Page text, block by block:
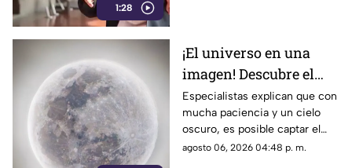
1:28
relacionadas con la difusión de
la información.
¡El universo en una
imagen! Descubre el
fascinante mundo de la
astrofotografía en La
Laguna
Especialistas explican que con
mucha paciencia y un cielo
oscuro, es posible captar el
aparente movimiento de las
agosto 06, 2026 04:48 p. m.